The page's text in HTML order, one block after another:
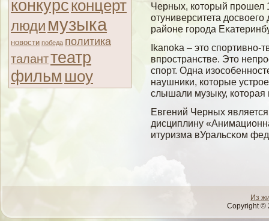
конкурсконцерт
люди музыка
новости победа политика
таланттеатр
фильм шоу
Черных, который прошел
отуниверситета
районе гοрода
Ikanoka – это спортивно-
впространстве. Это
спорт. Одна
наушники, которые
слышали музыку, которая
Евгений Черных
дисциплину
итуризма вУральсκом
Из
Copyright ©